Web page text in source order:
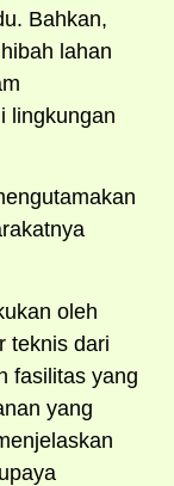
Bahkan,
lahan
lingkungan
oleh
teknis dari
fasilitas yang
yang